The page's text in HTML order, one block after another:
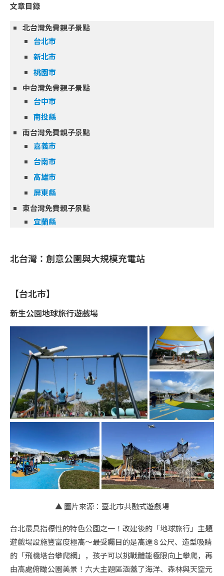
文章目錄
北台灣免費親子景點
台北市
新北市
桃園市
中台灣免費親子景點
台中市
南投縣
南台灣免費親子景點
嘉義市
台南市
高雄市
屏東縣
東台灣免費親子景點
宜蘭縣
北台灣：創意公園與大規模充電站
【台北市】
新生公園地球旅行遊戲場
▲ 圖片來源：臺北市共融式遊戲場
台北最具指標性的特色公園之一！改建後的「地球旅行」主題
遊戲場設施豐富度極高～最受矚目的是高達 8 公尺、造型吸睛
的「飛機塔台攀爬網」，孩子可以挑戰體能極限向上攀爬，再
由高處俯瞰公園美景！六大主題區涵蓋了海洋、森林與天空元